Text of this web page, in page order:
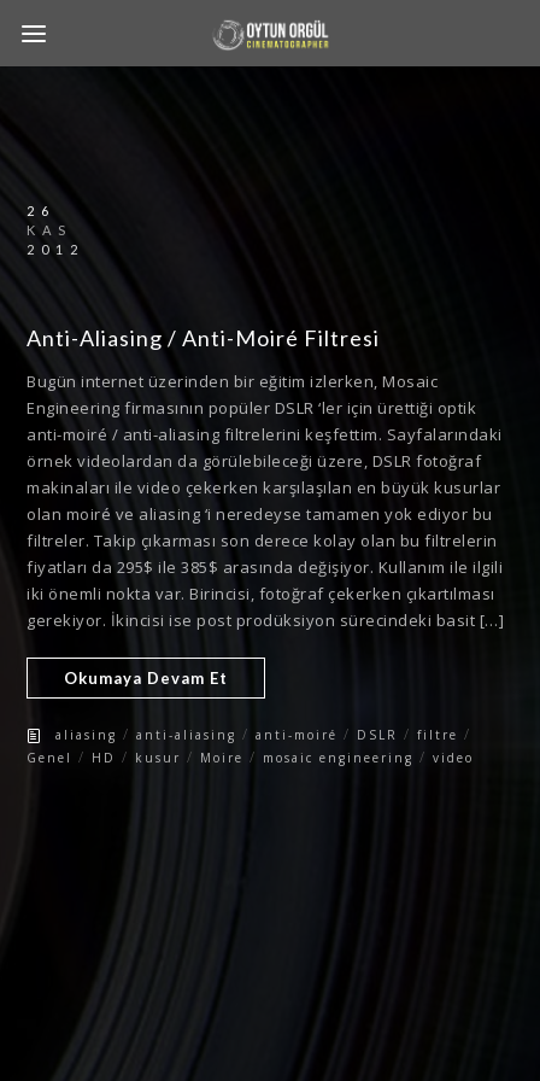
26
KAS
2012
Anti-Aliasing / Anti-Moiré Filtresi
Bugün internet üzerinden bir eğitim izlerken, Mosaic
Engineering firmasının popüler DSLR ‘ler için ürettiği optik
anti-moiré / anti-aliasing filtrelerini keşfettim. Sayfalarındaki
örnek videolardan da görülebileceği üzere, DSLR fotoğraf
makinaları ile video çekerken karşılaşılan en büyük kusurlar
olan moiré ve aliasing ‘i neredeyse tamamen yok ediyor bu
filtreler. Takip çıkarması son derece kolay olan bu filtrelerin
fiyatları da 295$ ile 385$ arasında değişiyor. Kullanım ile ilgili
iki önemli nokta var. Birincisi, fotoğraf çekerken çıkartılması
gerekiyor. İkincisi ise post prodüksiyon sürecindeki basit […]
Okumaya Devam Et
aliasing /anti-aliasing /anti-moiré / DSLR /filtre /
Genel / HD / kusur / Moire / mosaic engineering /video